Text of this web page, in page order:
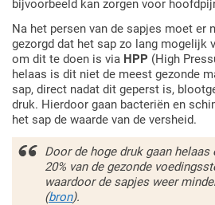
bijvoorbeeld kan zorgen voor
Na het persen van de sapjes moet er
gezorgd dat het sap zo lang mogelijk
om dit te doen is via HPP (High
helaas is dit niet de meest gezonde
sap, direct nadat dit geperst is,
druk. Hierdoor gaan bacteriën en
het sap de waarde van de versheid.
Door de hoge druk gaan
20% van de gezonde
waardoor de sapjes weer
(bron).